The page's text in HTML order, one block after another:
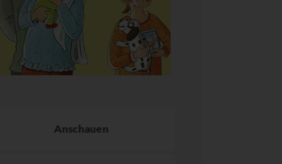
Anschauen